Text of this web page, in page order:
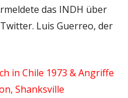
das INDH über
Luis Guerreo, der
in Chile 1973 & Angriffe
Shanksville